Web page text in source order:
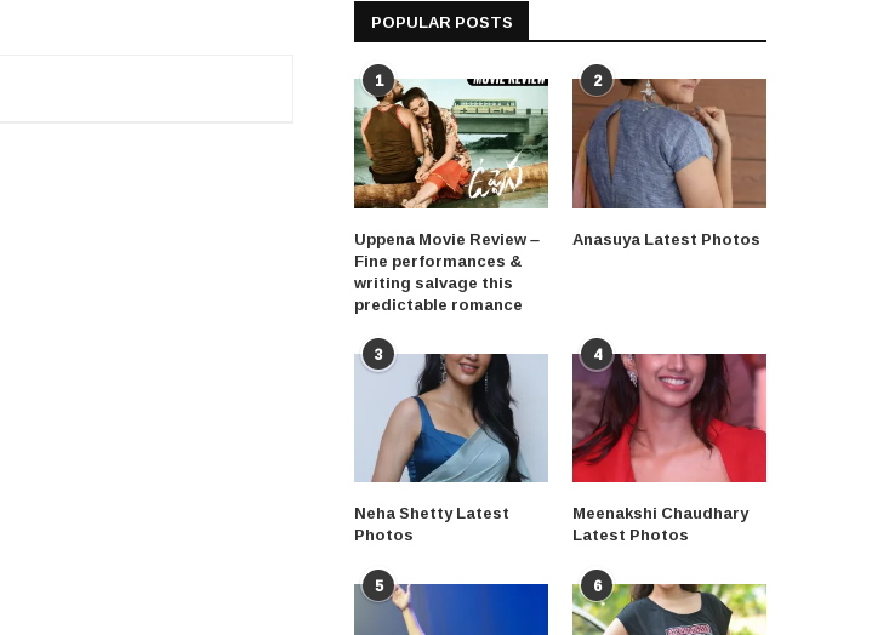
POPULAR POSTS
1
Uppena Movie Review –
Fine performances &
writing salvage this
predictable romance
2
Anasuya Latest Photos
3
Neha Shetty Latest
Photos
4
Meenakshi Chaudhary
Latest Photos
5 6